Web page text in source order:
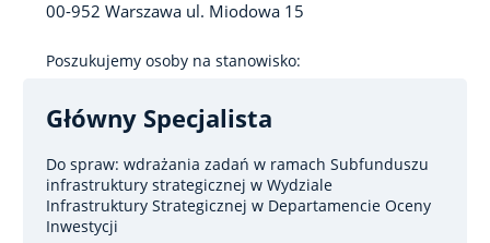
00-952 Warszawa ul. Miodowa 15
Poszukujemy osoby na stanowisko:
Główny Specjalista
Do spraw: wdrażania zadań w ramach Subfunduszu
infrastruktury strategicznej w Wydziale
Infrastruktury Strategicznej w Departamencie Oceny
Inwestycji